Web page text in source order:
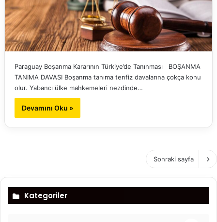
Paraguay Boşanma Kararının Türkiye’de Tanınması BOŞANMA
TANIMA DAVASI Boşanma tanıma tenfiz davalarına çokça konu
olur. Yabancı ülke mahkemeleri nezdinde…
Devamını Oku »
Sonraki sayfa
Kategoriler